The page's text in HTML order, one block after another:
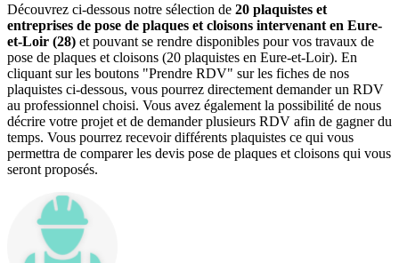
Découvrez ci-dessous notre sélection de 20 plaquistes et
entreprises de pose de plaques et cloisons intervenant en Eure-
et-Loir (28) et pouvant se rendre disponibles pour vos travaux de
pose de plaques et cloisons (20 plaquistes en Eure-et-Loir). En
cliquant sur les boutons "Prendre RDV" sur les fiches de nos
plaquistes ci-dessous, vous pourrez directement demander un RDV
au professionnel choisi. Vous avez également la possibilité de nous
décrire votre projet et de demander plusieurs RDV afin de gagner du
temps. Vous pourrez recevoir différents plaquistes ce qui vous
permettra de comparer les devis pose de plaques et cloisons qui vous
seront proposés.